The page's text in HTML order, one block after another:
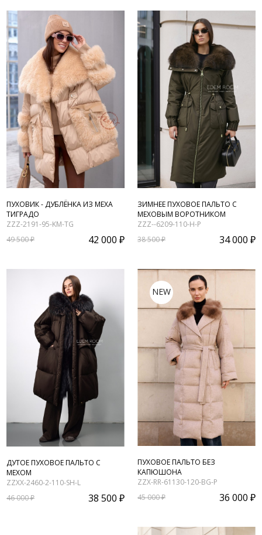
ПУХОВИК - ДУБЛЁНКА ИЗ МЕХА
ТИГРАДО
ZZZ-2191-95-KM-TG
49 500 ₽
42 000 ₽
ЗИМНЕЕ ПУХОВОЕ ПАЛЬТО С
МЕХОВЫМ ВОРОТНИКОМ
ZZZ--6209-110-H-P
38 500 ₽
34 000 ₽
ДУТОЕ ПУХОВОЕ ПАЛЬТО С
МЕХОМ
ZZXX-2460-2-110-SH-L
46 000 ₽
38 500 ₽
NEW
ПУХОВОЕ ПАЛЬТО БЕЗ
КАПЮШОНА
ZZX-RR-61130-120-BG-P
45 000 ₽
36 000 ₽